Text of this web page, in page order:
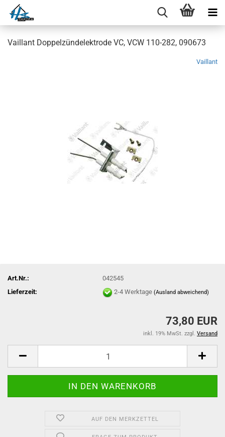
Vaillant Doppelzündelektrode VC, VCW 110-282, 090673
Vaillant
Art.Nr.:
042545
Lieferzeit:
2-4 Werktage(Ausland abweichend)
73,80 EUR
inkl. 19% MwSt. zzgl. Versand
AUF DEN MERKZETTEL